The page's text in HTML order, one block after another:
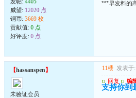
威望: 12020 点
铜币: 3669 枚
贡献值: 0 点
好评度: 0 点
***早发料的
【hassanspen】
未验证会员
11楼 发表于:
u 回复 u 编
支持你到